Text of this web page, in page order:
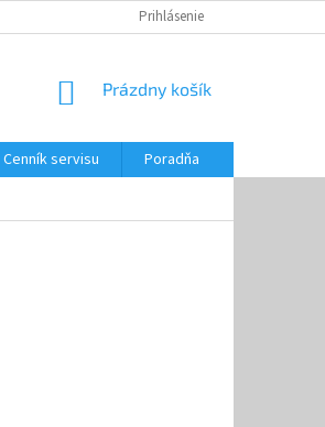
PONÚKANÉ SLUŽBYPrihlásenie
NÁKUPNÝ
Prázdny košík
Cenník servisu
Poradňa